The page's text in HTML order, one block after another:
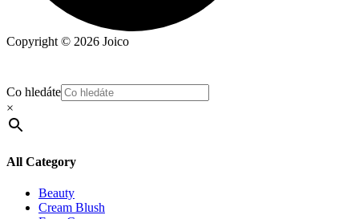
Copyright © 2026 Joico
Co hledáte
×
All Category
Beauty
Cream Blush